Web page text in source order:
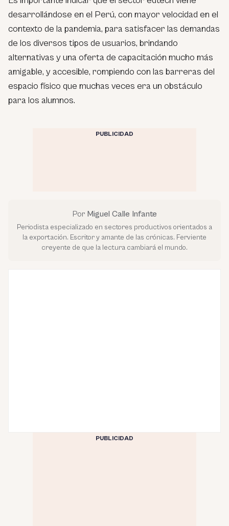
desarrollándose en el Perú, con mayor velocidad en el
contexto de la pandemia, para satisfacer las demandas
de los diversos tipos de usuarios, brindando
alternativas y una oferta de capacitación mucho más
amigable, y accesible, rompiendo con las barreras del
espacio físico que muchas veces era un obstáculo
para los alumnos.
PUBLICIDAD
Por Miguel Calle Infante
Periodista especializado en sectores productivos orientados a
la exportación. Escritor y amante de las crónicas. Ferviente
creyente de que la lectura cambiará el mundo.
PUBLICIDAD